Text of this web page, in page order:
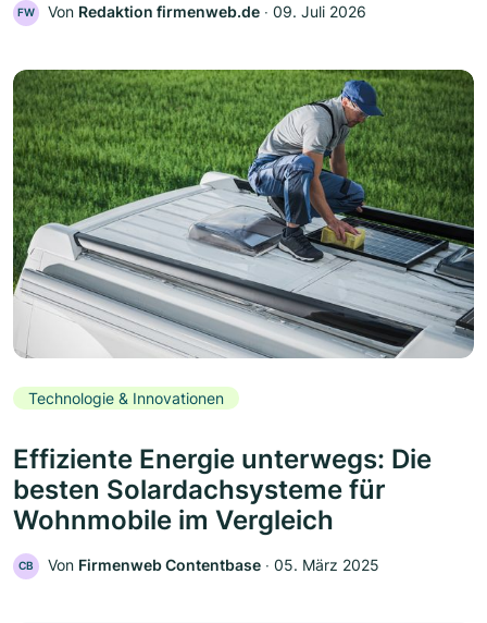
FW Von Redaktion firmenweb.de ‧ 09. Juli 2026
Technologie & Innovationen
Effiziente Energie unterwegs: Die
besten Solardachsysteme für
Wohnmobile im Vergleich
CB Von Firmenweb Contentbase ‧ 05. März 2025